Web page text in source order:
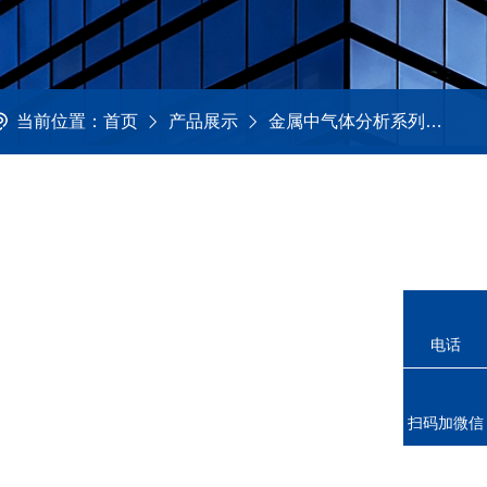
当前位置： 首页 产品展示 金属中气体分析系列
电话
扫码加微信